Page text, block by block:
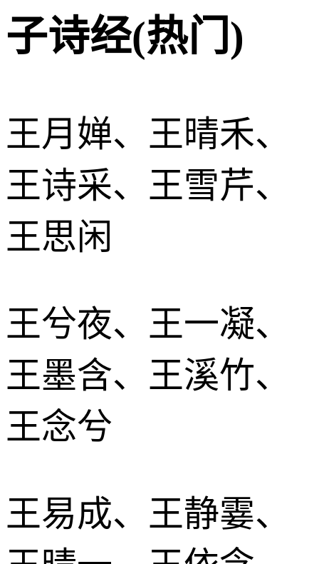
子诗经(热门)
王月婵、王晴禾、
王诗采、王雪芹、
王思闲
王兮夜、王一凝、
王墨含、王溪竹、
王念兮
王易成、王静霎、